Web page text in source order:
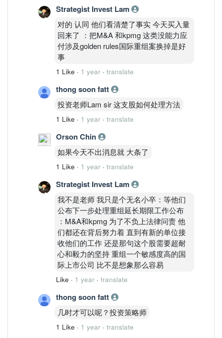
Strategist Invest Lam
对的 认同 他们看清楚了事实 今天买入量
回来了 ：把M&A 和kpmg 这类没能力应
付涉及golden rules国际重组案换掉是好
事
1 Like · 1 year · translate
thong soon fatt
投资老师Lam sir 这支股如何处理方法
1 Like · 1 year · translate
Orson Chin
如果今天不出消息就 大条了
1 Like · 1 year · translate
Strategist Invest Lam
我不是老师 我只是个无名小卒：等他们
公布下一步处理重组延长期限工作公布
：M&A和kpmg 为了不负上法律问责 他
们都还在背后努力着 直到有新的单位接
收他们的工作 还是那句这个股需要超耐
心和毅力的坚持 重组一个敏感度高的国
际上市公司 比不是想象那么容易
Like · 1 year · translate
thong soon fatt
几时才可以呢？投资策略师
1 Like · 1 year · translate